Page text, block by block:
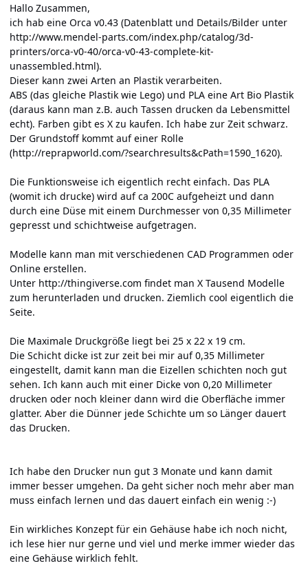
Hallo Zusammen,
ich hab eine Orca v0.43 (Datenblatt und Details/Bilder unter
http://www.mendel-parts.com/index.php/catalog/3d-
printers/orca-v0-40/orca-v0-43-complete-kit-
unassembled.html).
Dieser kann zwei Arten an Plastik verarbeiten.
ABS (das gleiche Plastik wie Lego) und PLA eine Art Bio Plastik
(daraus kann man z.B. auch Tassen drucken da Lebensmittel
echt). Farben gibt es X zu kaufen. Ich habe zur Zeit schwarz.
Der Grundstoff kommt auf einer Rolle
(http://reprapworld.com/?searchresults&cPath=1590_1620).
Die Funktionsweise ich eigentlich recht einfach. Das PLA
(womit ich drucke) wird auf ca 200C aufgeheizt und dann
durch eine Düse mit einem Durchmesser von 0,35 Millimeter
gepresst und schichtweise aufgetragen.
Modelle kann man mit verschiedenen CAD Programmen oder
Online erstellen.
Unter http://thingiverse.com findet man X Tausend Modelle
zum herunterladen und drucken. Ziemlich cool eigentlich die
Seite.
Die Maximale Druckgröße liegt bei 25 x 22 x 19 cm.
Die Schicht dicke ist zur zeit bei mir auf 0,35 Millimeter
eingestellt, damit kann man die Eizellen schichten noch gut
sehen. Ich kann auch mit einer Dicke von 0,20 Millimeter
drucken oder noch kleiner dann wird die Oberfläche immer
glatter. Aber die Dünner jede Schichte um so Länger dauert
das Drucken.
Ich habe den Drucker nun gut 3 Monate und kann damit
immer besser umgehen. Da geht sicher noch mehr aber man
muss einfach lernen und das dauert einfach ein wenig :-)
Ein wirkliches Konzept für ein Gehäuse habe ich noch nicht,
ich lese hier nur gerne und viel und merke immer wieder das
eine Gehäuse wirklich fehlt.